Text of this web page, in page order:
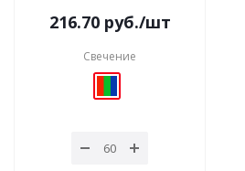
216.70руб./шт
Свечение